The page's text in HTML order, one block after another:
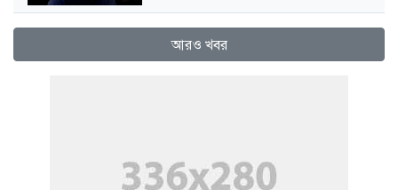
আরও খবর